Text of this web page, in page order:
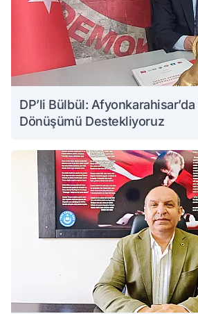
DP’li Bülbül:
Dönüşümü Destekliyoruz